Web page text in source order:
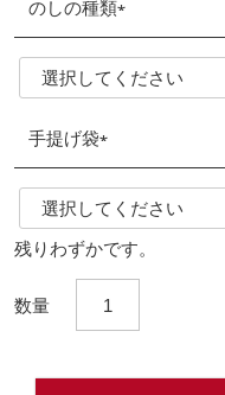
のしの種類
(必
須)
手提げ袋
(必
須)
残りわずかです。